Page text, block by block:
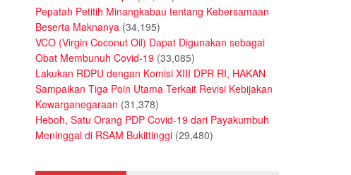
Pepatah Petitih Minangkabau tentang Kebersamaan
Beserta Maknanya (34,195)
VCO (Virgin Coconut Oil) Dapat Digunakan sebagai
Obat Membunuh Covid-19 (33,085)
Lakukan RDPU dengan Komisi XIII DPR RI, HAKAN
Sampaikan Tiga Poin Utama Terkait Revisi Kebijakan
Kewarganegaraan (31,378)
Heboh, Satu Orang PDP Covid-19 dari Payakumbuh
Meninggal di RSAM Bukittinggi (29,480)